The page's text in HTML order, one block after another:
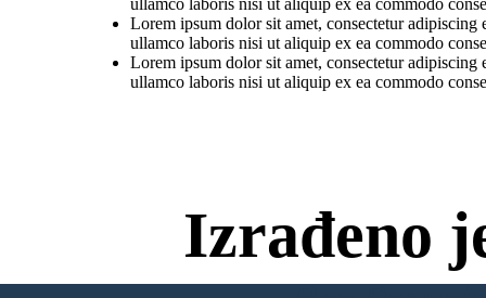
Lorem ipsum dolor sit amet, consectetur
ullamco laboris nisi ut aliquip ex ea commodo
Lorem ipsum dolor sit amet, consectetur
ullamco laboris nisi ut aliquip ex ea commodo
Izrađeno